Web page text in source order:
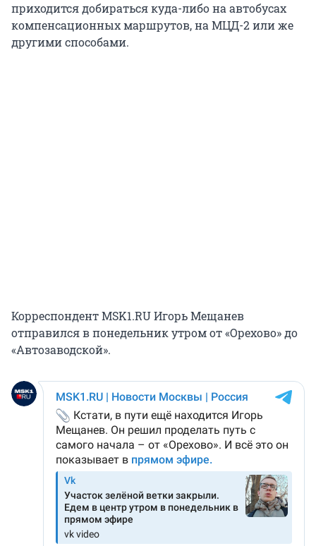
приходится добираться куда-либо на автобусах
компенсационных маршрутов, на МЦД-2 или же
другими способами.
Корреспондент MSK1.RU Игорь Мещанев
отправился в понедельник утром от «Орехово» до
«Автозаводской».